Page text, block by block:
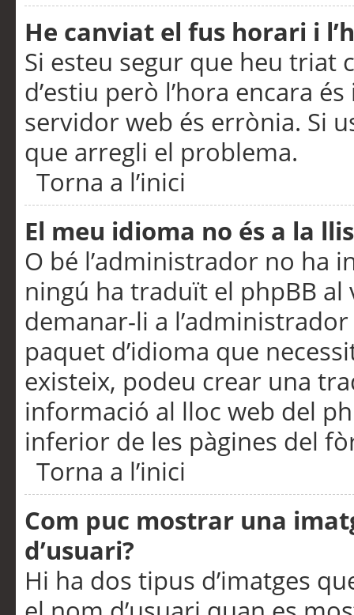
He canviat el fus horari i
Si esteu segur que heu triat
d’estiu però l’hora encara
servidor web és errònia. Si
que arregli el problema.
Torna a l’inici
El meu idioma no és a la
O bé l’administrador no ha
ningú ha traduït el phpBB
demanar-li a
paquet d’idioma que
existeix, podeu crear una
informació al lloc web del
inferior de les pàgines del
Torna a l’inici
Com puc mostrar una
d’usuari?
Hi ha dos tipus d’imatges